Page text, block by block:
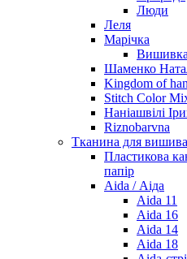
Люди
Леля
Марічка
Шаменко
Kingdom of
Stitch Color
Наніашвілі
Riznobarvna
Тканина для
Пластикова
папір
Aida / Аіда
Aida 11
Aida 16
Aida 14
Aida 18